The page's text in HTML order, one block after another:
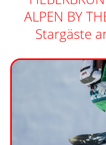
ALPEN BY
Stargäste